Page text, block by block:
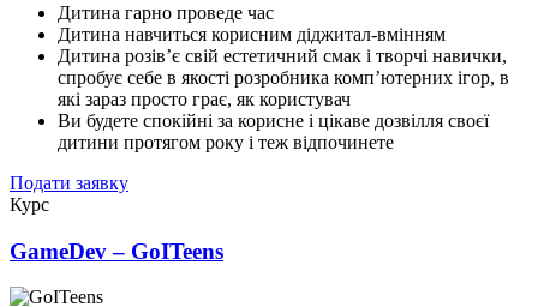
Дитина гарно проведе час
Дитина навчиться корисним діджитал-вмінням
Дитина розів’є свій естетичний смак і творчі навички,
спробує себе в якості розробника комп’ютерних ігор, в
які зараз просто грає, як користувач
Ви будете спокійні за корисне і цікаве дозвілля своєї
дитини протягом року і теж відпочинете
Подати заявку
Курс
GameDev – GoITeens